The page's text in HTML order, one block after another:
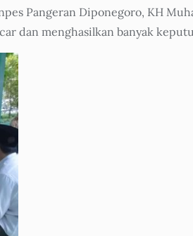
Pangeran Diponegoro, KH
dan menghasilkan banyak